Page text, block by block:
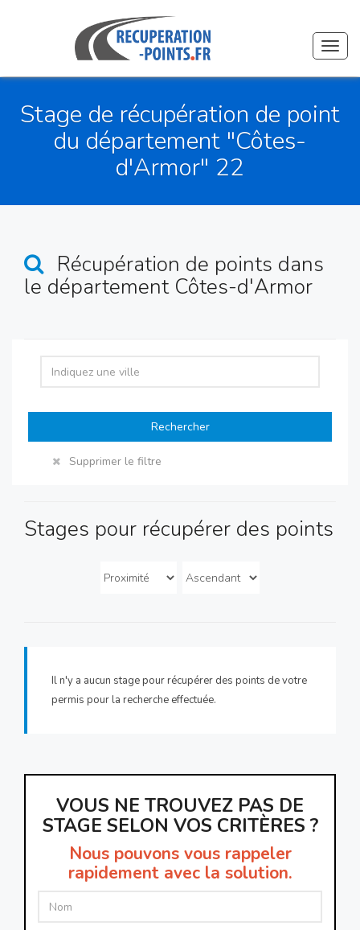
Stage de récupération de point
du département "Côtes-
d'Armor" 22
Récupération de points dans
le département Côtes-d'Armor
Rechercher
Supprimer le filtre
Stages pour récupérer des points
Il n'y a aucun stage pour récupérer des points de votre
permis pour la recherche effectuée.
VOUS NE TROUVEZ PAS DE
STAGE SELON VOS CRITÈRES ?
Nous pouvons vous rappeler
rapidement avec la solution.